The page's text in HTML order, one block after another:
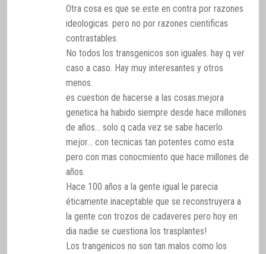
Otra cosa es que se este en contra por razones
ideologicas. pero no por razones cientificas
contrastables.
No todos los transgenicos son iguales. hay q ver
caso a caso. Hay muy interesantes y otros
menos.
es cuestion de hacerse a las cosas.mejora
genetica ha habido siempre desde hace millones
de años… solo q cada vez se sabe hacerlo
mejor… con tecnicas tan potentes como esta
pero con mas conocmiento que hace millones de
años.
Hace 100 años a la gente igual le parecia
éticamente inaceptable que se reconstruyera a
la gente con trozos de cadaveres pero hoy en
dia nadie se cuestiona los trasplantes!
Los trangenicos no son tan malos como los